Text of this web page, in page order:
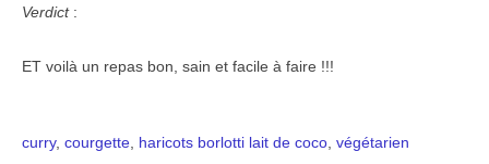
Verdict:
ET voilà un repas bon, sain et facile à faire !!!
curry, courgette haricots borlotti lait de coco végétarien